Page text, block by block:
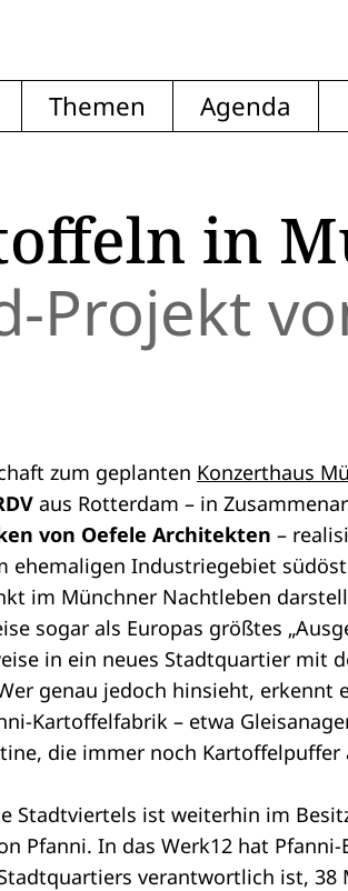
Themen Agenda
in
Projekt
zum geplanten Konzerthaus
aus Rotterdam – in
von Oefele Architekten –
ehemaligen Industriegebiet
im Münchner Nachtleben
sogar als Europas größtes
in ein neues Stadtquartier mit
genau jedoch hinsieht, erkennt
Kartoffelfabrik – etwa
die immer noch Kartoffelpuffer
Stadtviertels ist weiterhin im
Pfanni. In das Werk12 hat Pfanni-
verantwortlich ist, 38